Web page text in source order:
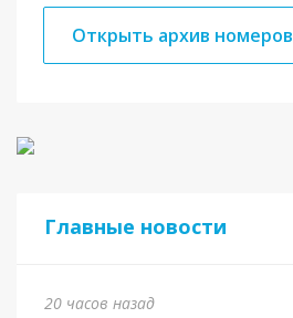
Открыть архив номеров
Главные новости
20 часов назад